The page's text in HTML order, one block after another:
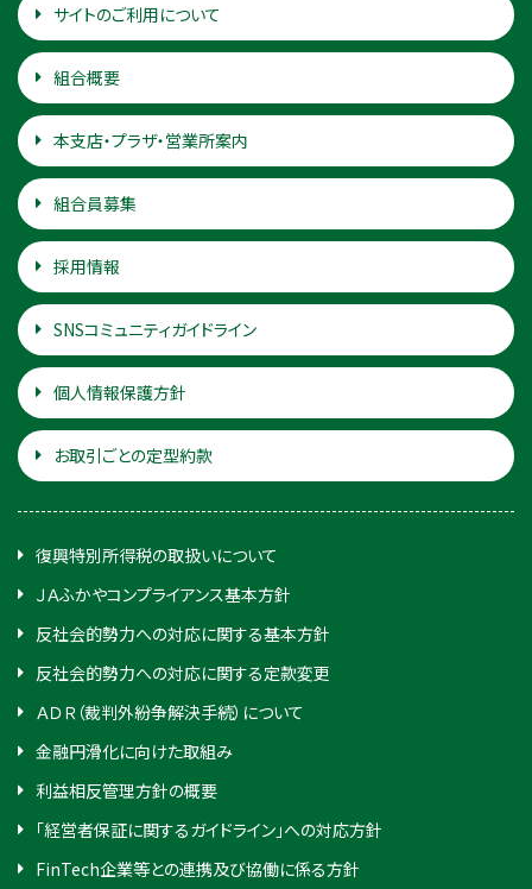
サイトのご利用について
組合概要
本支店・プラザ・営業所案内
組合員募集
採用情報
SNSコミュニティガイドライン
個人情報保護方針
お取引ごとの定型約款
復興特別所得税の取扱いについて
ＪＡふかやコンプライアンス基本方針
反社会的勢力への対応に関する基本方針
反社会的勢力への対応に関する定款変更
ＡＤＲ（裁判外紛争解決手続）について
金融円滑化に向けた取組み
利益相反管理方針の概要
「経営者保証に関するガイドライン」への対応方針
FinTech企業等との連携及び協働に係る方針